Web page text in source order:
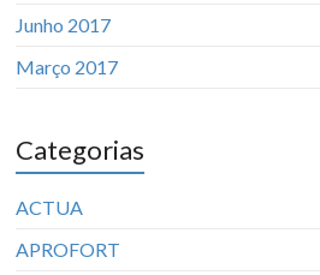
Junho 2017
Março 2017
Categorias
ACTUA
APROFORT